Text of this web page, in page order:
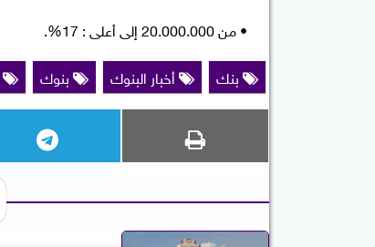
• من 20.000.000 إلى أعلى : 17%.
بنك
أخبار البنوك بنوك